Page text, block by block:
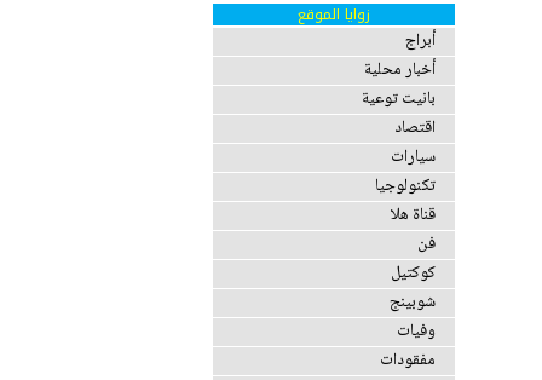
زوايا الموقع
أبراج
أخبار محلية
بانيت توعية
اقتصاد
سيارات
تكنولوجيا
قناة هلا
فن
كوكتيل
شوبينج
وفيات
مفقودات